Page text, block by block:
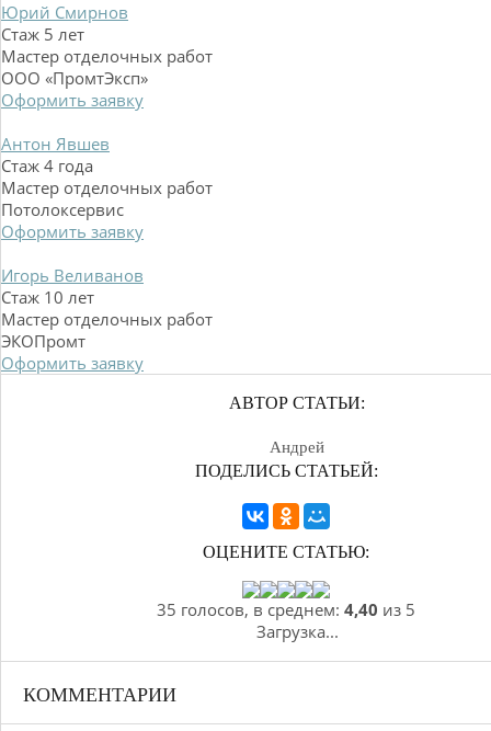
Юрий Смирнов
Стаж 5 лет
Мастер отделочных работ
ООО «ПромтЭксп»
Оформить заявку
Антон Явшев
Стаж 4 года
Мастер отделочных работ
Потолоксервис
Оформить заявку
Игорь Веливанов
Стаж 10 лет
Мастер отделочных работ
ЭКОПромт
Оформить заявку
АВТОР СТАТЬИ:
Андрей
ПОДЕЛИСЬ СТАТЬЕЙ:
ОЦЕНИТЕ СТАТЬЮ:
35 голосов, в среднем: 4,40 из 5
Загрузка...
КОММЕНТАРИИ